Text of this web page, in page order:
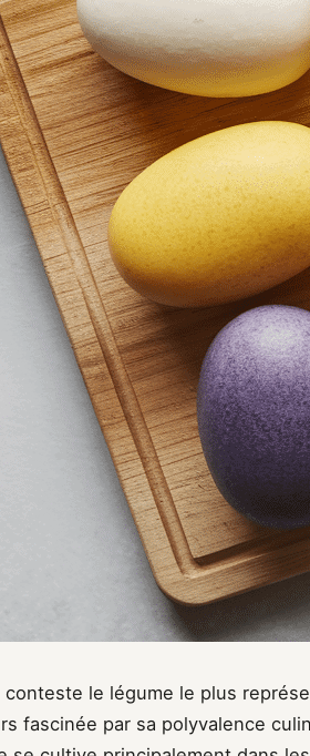
conteste le légume le plus
fascinée par sa polyvalence